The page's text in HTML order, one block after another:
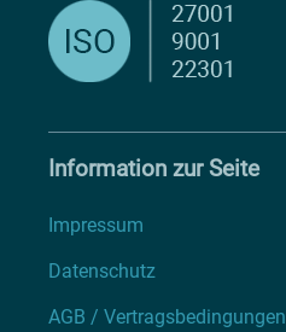
Information zur Seite
Impressum
Datenschutz
AGB / Vertragsbedingungen